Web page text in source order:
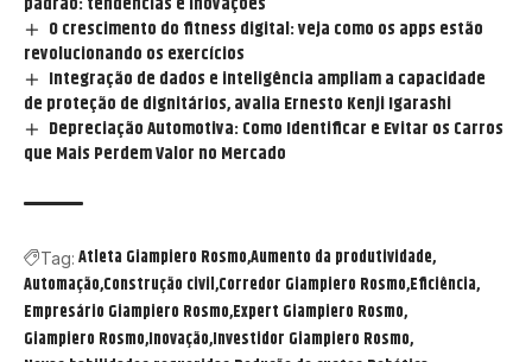
O crescimento do fitness digital: veja como os apps estão
revolucionando os exercícios
Integração de dados e inteligência ampliam a capacidade
de proteção de dignitários, avalia Ernesto Kenji Igarashi
Depreciação Automotiva: Como Identificar e Evitar os Carros
que Mais Perdem Valor no Mercado
Tag: Atleta Giampiero RosmoAumento da produtividade
Automação Construção civil Corredor Giampiero Rosmo Eficiência
Empresário Giampiero Rosmo Expert Giampiero Rosmo
Giampiero Rosmo Inovação Investidor Giampiero Rosmo